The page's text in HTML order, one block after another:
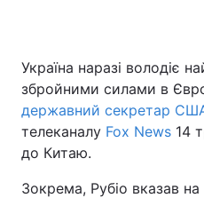
Україна наразі володіє
збройними силами в
державний секретар
телеканалу Fox News 14
до Китаю.
Зокрема, Рубіо вказав